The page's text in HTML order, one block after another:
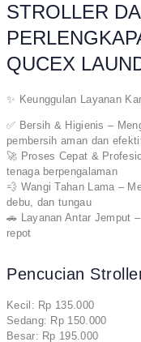
STROLLER
QUCEX
✨ Keunggulan Layanan
✅ Bersih & Higienis –
pembersih aman dan
🚀 Proses Cepat &
tenaga berpengalaman
💨 Wangi Tahan Lama –
debu, dan tungau
🚗 Layanan Antar Jemput
repot
Pencucian
Kecil: Rp 135.000
Sedang: Rp 150.000
Besar: Rp 195.000